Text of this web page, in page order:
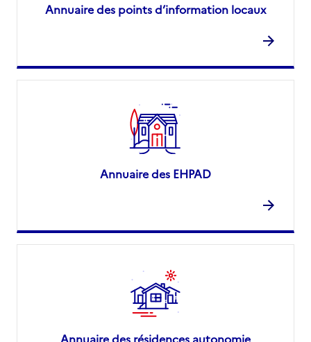
Annuaire des points d’information locaux
Annuaire des EHPAD
Annuaire des résidences autonomie